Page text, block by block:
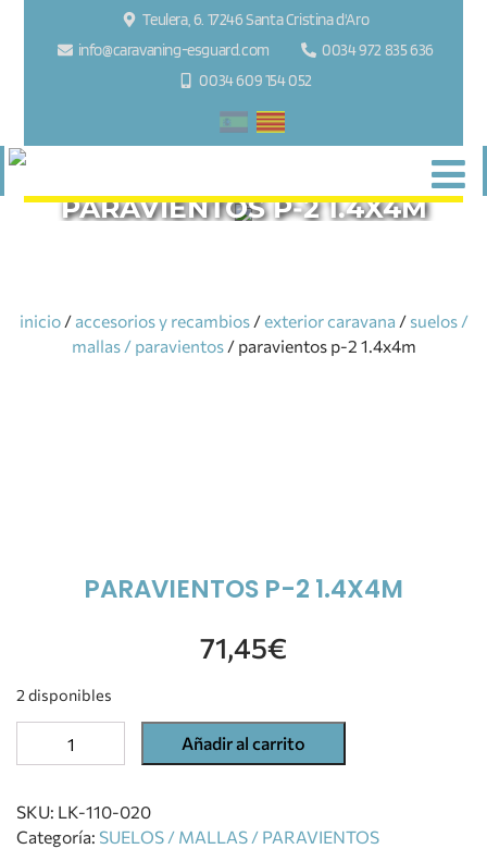
Teulera, 6. 17246 Santa Cristina d'Aro
info@caravaning-esguard.com
0034 972 835 636
0034 609 154 052
PARAVIENTOS P-2 1.4X4M
inicio/ accesorios y recambios/exterior caravana / suelos /
mallas / paravientos/ paravientos p-2 1.4x4m
PARAVIENTOS P-2 1.4X4M
71,45€
2 disponibles
Añadir al carrito
SKU: LK-110-020
Categoría: SUELOS / MALLAS / PARAVIENTOS